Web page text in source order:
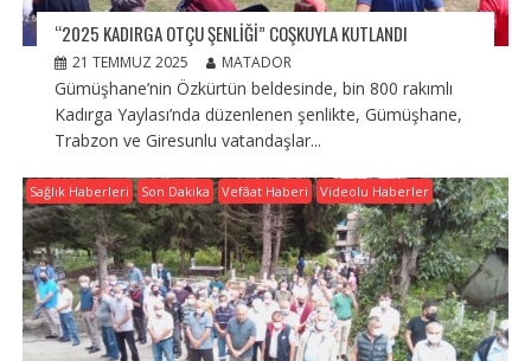
“2025 KADIRGA OTÇU ŞENLIĞI” COŞKUYLA KUTLANDI
21 TEMMUZ 2025 MATADOR
Gümüşhane’nin Özkürtün beldesinde, bin 800 rakımlı
Kadırga Yaylası’nda düzenlenen şenlikte, Gümüşhane,
Trabzon ve Giresunlu vatandaşlar...
Sağlık Haberleri Son Dakika Vefâat Haberi Videolu Haberler